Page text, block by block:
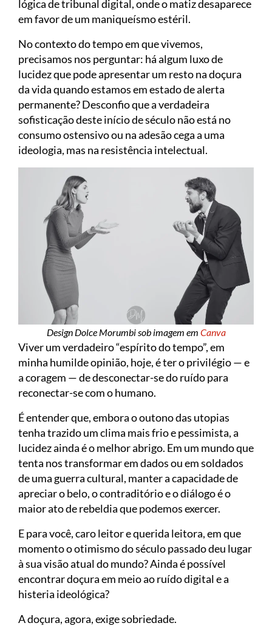
lógica de tribunal digital, onde o matiz desaparece
em favor de um maniqueísmo estéril.
No contexto do tempo em que vivemos,
precisamos nos perguntar: há algum luxo de
lucidez que pode apresentar um resto na doçura
da vida quando estamos em estado de alerta
permanente? Desconfio que a verdadeira
sofisticação deste início de século não está no
consumo ostensivo ou na adesão cega a uma
ideologia, mas na resistência intelectual.
Design Dolce Morumbi sob imagem em Canva
Viver um verdadeiro “espírito do tempo”, em
minha humilde opinião, hoje, é ter o privilégio — e
a coragem — de desconectar-se do ruído para
reconectar-se com o humano.
É entender que, embora o outono das utopias
tenha trazido um clima mais frio e pessimista, a
lucidez ainda é o melhor abrigo. Em um mundo que
tenta nos transformar em dados ou em soldados
de uma guerra cultural, manter a capacidade de
apreciar o belo, o contraditório e o diálogo é o
maior ato de rebeldia que podemos exercer.
E para você, caro leitor e querida leitora, em que
momento o otimismo do século passado deu lugar
à sua visão atual do mundo? Ainda é possível
encontrar doçura em meio ao ruído digital e a
histeria ideológica?
A doçura, agora, exige sobriedade.